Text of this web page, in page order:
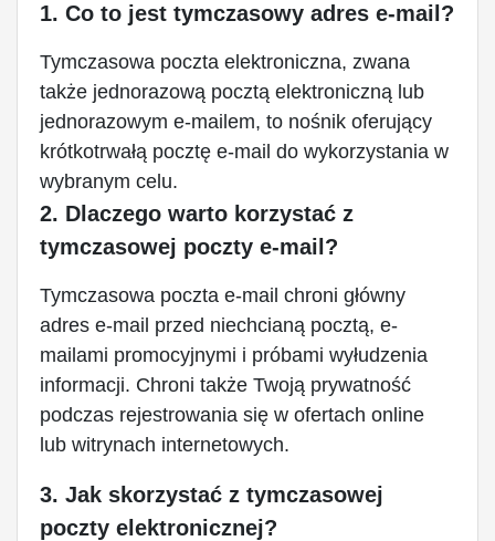
1. Co to jest tymczasowy adres e-mail?
Tymczasowa poczta elektroniczna, zwana
także jednorazową pocztą elektroniczną lub
jednorazowym e-mailem, to nośnik oferujący
krótkotrwałą pocztę e-mail do wykorzystania w
wybranym celu.
2. Dlaczego warto korzystać z
tymczasowej poczty e-mail?
Tymczasowa poczta e-mail chroni główny
adres e-mail przed niechcianą pocztą, e-
mailami promocyjnymi i próbami wyłudzenia
informacji. Chroni także Twoją prywatność
podczas rejestrowania się w ofertach online
lub witrynach internetowych.
3. Jak skorzystać z tymczasowej
poczty elektronicznej?